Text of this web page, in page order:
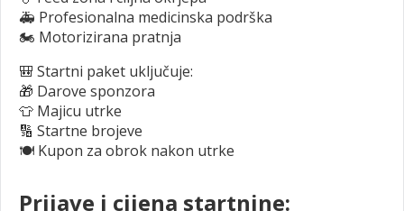
🚑 Profesionalna medicinska podrška
🏍️ Motorizirana pratnja
🎒 Startni paket uključuje:
🎁 Darove sponzora
👕 Majicu utrke
🔢 Startne brojeve
🍽️ Kupon za obrok nakon utrke
Prijave i cijena startnine: